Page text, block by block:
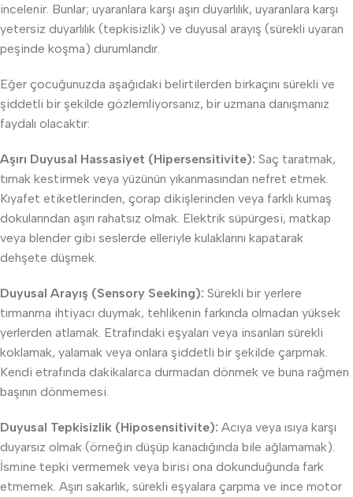
incelenir. Bunlar; uyaranlara karşı aşırı duyarlılık, uyaranlara karşı
yetersiz duyarlılık (tepkisizlik) ve duyusal arayış (sürekli uyaran
peşinde koşma) durumlarıdır.
Eğer çocuğunuzda aşağıdaki belirtilerden birkaçını sürekli ve
şiddetli bir şekilde gözlemliyorsanız, bir uzmana danışmanız
faydalı olacaktır:
Aşırı Duyusal Hassasiyet (Hipersensitivite): Saç taratmak,
tırnak kestirmek veya yüzünün yıkanmasından nefret etmek.
Kıyafet etiketlerinden, çorap dikişlerinden veya farklı kumaş
dokularından aşırı rahatsız olmak. Elektrik süpürgesi, matkap
veya blender gibi seslerde elleriyle kulaklarını kapatarak
dehşete düşmek.
Duyusal Arayış (Sensory Seeking): Sürekli bir yerlere
tırmanma ihtiyacı duymak, tehlikenin farkında olmadan yüksek
yerlerden atlamak. Etrafındaki eşyaları veya insanları sürekli
koklamak, yalamak veya onlara şiddetli bir şekilde çarpmak.
Kendi etrafında dakikalarca durmadan dönmek ve buna rağmen
başının dönmemesi.
Duyusal Tepkisizlik (Hiposensitivite): Acıya veya ısıya karşı
duyarsız olmak (örneğin düşüp kanadığında bile ağlamamak).
İsmine tepki vermemek veya birisi ona dokunduğunda fark
etmemek. Aşırı sakarlık, sürekli eşyalara çarpma ve ince motor